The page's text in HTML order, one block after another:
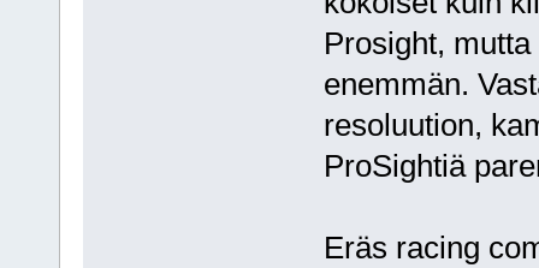
Prosight,
enemmän.
resoluution,
ProSightiä
Eräs racing